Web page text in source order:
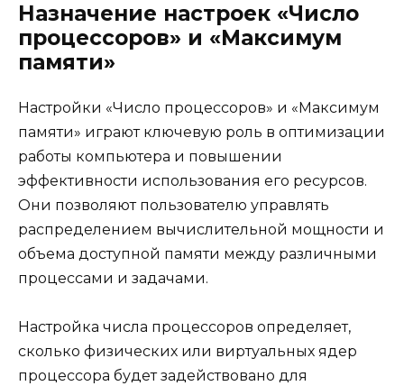
Назначение настроек «Число
процессоров» и «Максимум
памяти»
Настройки «Число процессоров» и «Максимум
памяти» играют ключевую роль в оптимизации
работы компьютера и повышении
эффективности использования его ресурсов.
Они позволяют пользователю управлять
распределением вычислительной мощности и
объема доступной памяти между различными
процессами и задачами.
Настройка числа процессоров определяет,
сколько физических или виртуальных ядер
процессора будет задействовано для